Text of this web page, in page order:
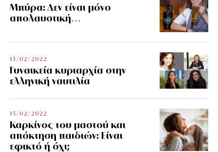
Μπύρα: Δεν είναι μόνο
απολαυστική…
15/02/2022
Γυναικεία κυριαρχία στην
ελληνική ναυτιλία
15/02/2022
Καρκίνος του μαστού και
απόκτηση παιδιών: Είναι
εφικτό ή όχι;